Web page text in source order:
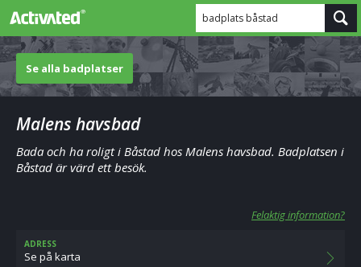
badplats båstad
Se alla badplatser
Malens havsbad
Bada och ha roligt i Båstad hos Malens havsbad. Badplatsen i
Båstad är värd ett besök.
Felaktig information?
ADRESS
Se på karta